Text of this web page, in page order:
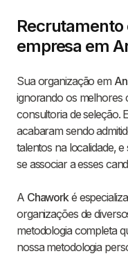
Recrutamento
empresa em
Sua organização em
ignorando os melhores
consultoria de seleção.
acabaram sendo
talentos na localidade,
se associar a esses
A Chaworké
organizações de
metodologia completa
nossa metodologia